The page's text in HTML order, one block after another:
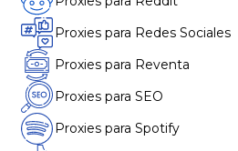
Proxies para Redes Sociales
Proxies para Reventa
Proxies para SEO
Proxies para Spotify